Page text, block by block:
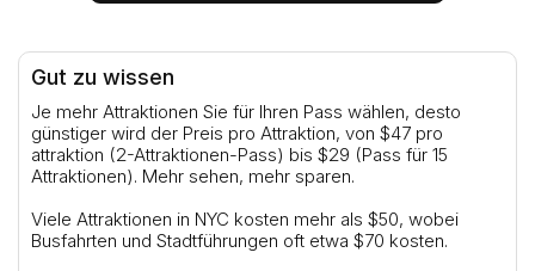
Gut zu wissen
Je mehr Attraktionen Sie für Ihren Pass wählen, desto
günstiger wird der Preis pro Attraktion, von $47 pro
attraktion (2-Attraktionen-Pass) bis $29 (Pass für 15
Attraktionen). Mehr sehen, mehr sparen.
Viele Attraktionen in NYC kosten mehr als $50, wobei
Busfahrten und Stadtführungen oft etwa $70 kosten.